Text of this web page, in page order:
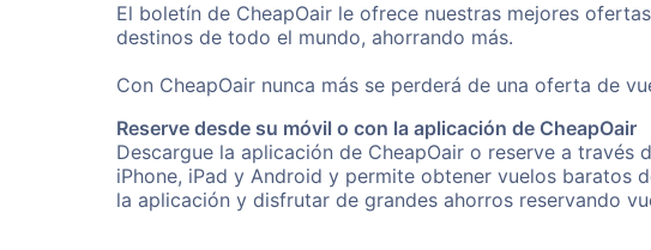
El boletín de CheapOair le ofrece nuestras mejores
destinos de todo el mundo, ahorrando más.
Con CheapOair nunca más se perderá de una oferta de
Reserve desde su móvil o con la aplicación de CheapOair
Descargue la aplicación de CheapOair o reserve a
iPhone, iPad y Android y permite obtener vuelos baratos
la aplicación y disfrutar de grandes ahorros reservando